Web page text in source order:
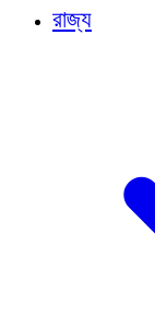
রাজ্য